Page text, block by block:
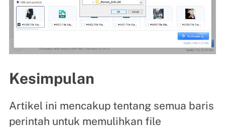
Kesimpulan
Artikel ini mencakup tentang semua baris
perintah untuk memulihkan file